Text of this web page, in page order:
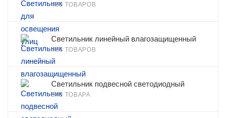
488 ТОВАРОВ
Светильник линейный влагозащищенный
488 ТОВАРОВ
Светильник подвесной светодиодный
343 ТОВАРА